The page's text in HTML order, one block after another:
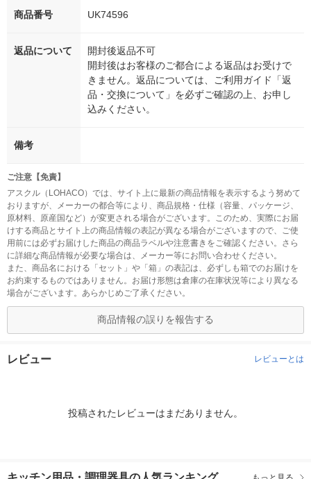
商品番号 UK74596
返品について
開封後返品不可
開封後はお客様のご都合による返品はお受けで
きません。返品については、ご利用ガイド「返
品・交換について」を必ずご確認の上、お申し
込みください。
備考
ご注意【免責】
アスクル（LOHACO）では、サイト上に最新の商品情報を表示するよう努めて
おりますが、メーカーの都合等により、商品規格・仕様（容量、パッケージ、
原材料、原産国など）が変更される場合がございます。このため、実際にお届
けする商品とサイト上の商品情報の表記が異なる場合がございますので、ご使
用前には必ずお届けした商品の商品ラベルや注意書きをご確認ください。さら
に詳細な商品情報が必要な場合は、メーカー等にお問い合わせください。
また、商品名における「セット」や「箱」の表記は、必ずしも箱でのお届けを
お約束するものではありません。お届け形態は倉庫の在庫状況等により異なる
場合がございます。あらかじめご了承ください。
商品情報の誤りを報告する
レビュー レビューとは
投稿されたレビューはまだありません。